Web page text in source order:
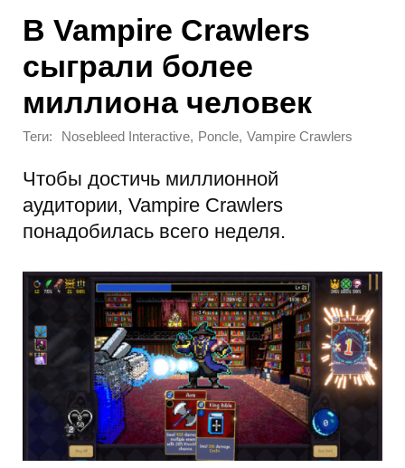
В Vampire Crawlers
сыграли более
миллиона человек
Теги: Nosebleed Interactive, Poncle, Vampire Crawlers
Чтобы достичь миллионной
аудитории, Vampire Crawlers
понадобилась всего неделя.